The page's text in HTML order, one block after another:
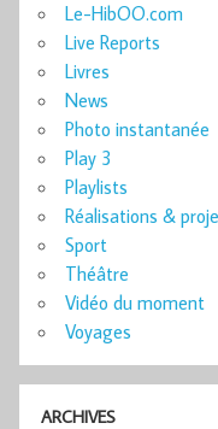
Le-HibOO.com
Live Reports
Livres
News
Photo instantanée
Play 3
Playlists
Réalisations &
Sport
Théâtre
Vidéo du moment
Voyages
ARCHIVES